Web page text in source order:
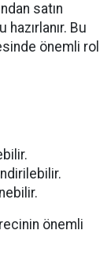
satın
Bu
önemli rol
önemli